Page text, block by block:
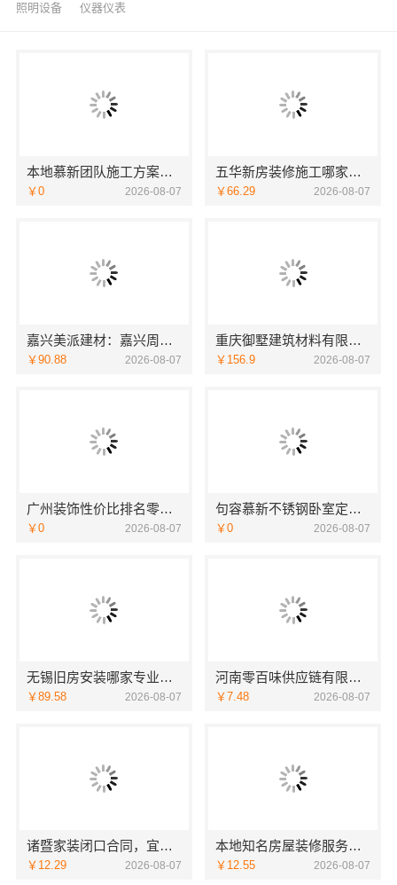
照明设备 仪器仪表
本地慕新团队施工方案客厅施工流程慕新不锈钢
￥0 2026-08-07
五华新房装修施工哪家好？云南至高新型建材有限公司专业可靠
￥66.29 2026-08-07
嘉兴美派建材：嘉兴周边家装定制服务环保材料，品质实惠
￥90.88 2026-08-07
重庆御墅建筑材料有限公司巴南免拆模板造价预算抗震防风
￥156.9 2026-08-07
广州装饰性价比排名零增项承诺，广东鼎饰空间装饰
￥0 2026-08-07
句容慕新不锈钢卧室定制施工流程详解
￥0 2026-08-07
无锡旧房安装哪家专业？无锡亿莱居装饰工程材料有限公司标准化施工
￥89.58 2026-08-07
河南零百味供应链有限公司全程护航量贩零食铺无忧经营
￥7.48 2026-08-07
诸暨家装闭口合同，宜美嘉让您装修无忧
￥12.29 2026-08-07
本地知名房屋装修服务环保，嘉兴绿色之家建材科技有限公司
￥12.55 2026-08-07